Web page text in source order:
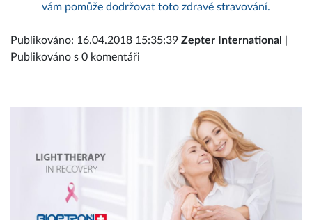
vám pomůže dodržovat toto zdravé stravování.
Publikováno: 16.04.2018 15:35:39 Zepter International
Publikováno s 0 komentáři